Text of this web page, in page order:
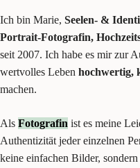
Ich bin Marie, Seelen- &
Portrait-Fotografin,
seit 2007. Ich habe es mir zur
wertvolles Leben hochwertig,
machen.
Als Fotografin ist es meine
Authentizität jeder einzelnen
keine einfachen Bilder,